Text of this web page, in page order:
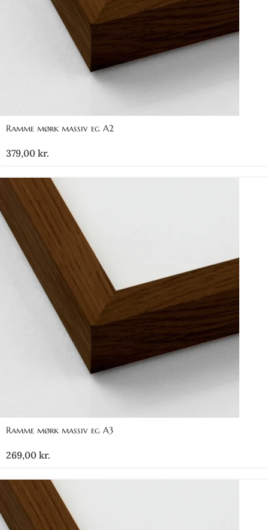
Ramme mørk massiv eg A2
379,00 kr.
Ramme mørk massiv eg A3
269,00 kr.